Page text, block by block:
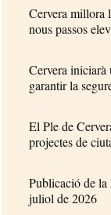
Cervera millora
nous passos
Cervera iniciarà
garantir la
El Ple de
projectes de
Publicació de la
juliol de 2026